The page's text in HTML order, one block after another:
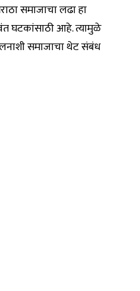
समाजाचा लढा हा
घटकांसाठी आहे. त्यामुळे
समाजाचा थेट संबंध